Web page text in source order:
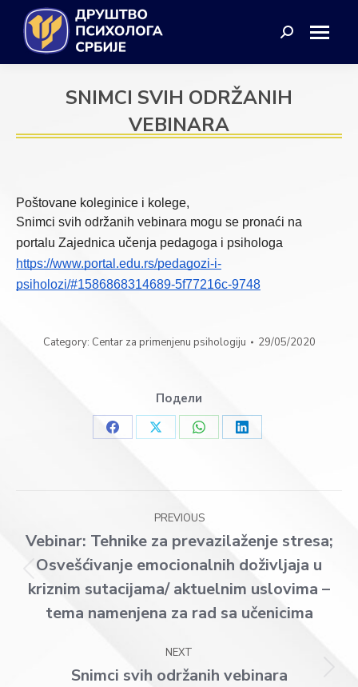
Search:
SNIMCI SVIH ODRŽANIH
VEBINARA
Poštovane koleginice i kolege,
Snimci svih održanih vebinara mogu se pronaći na
https://www.portal.edu.rs/pedagozi-i-
psiholozi/#1586868314689-5f77216c-9748
Category: Centar za primenjenu psihologiju 29/05/2020
Подели
Share
Facebook
Share
X
Share
Share
navigation
PREVIOUS
post:
Vebinar: Tehnike za prevazilaženje stresa;
Osvešćivanje emocionalnih doživljaja u
kriznim sutacijama/ aktuelnim uslovima –
tema namenjena za rad sa učenicima
NEXT
Next
Snimci svih održanih vebinara